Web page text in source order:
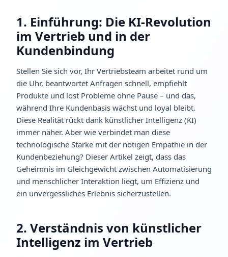
1. Einführung: Die KI-Revolution
im Vertrieb und in der
Kundenbindung
Stellen Sie sich vor, Ihr Vertriebsteam arbeitet rund um
die Uhr, beantwortet Anfragen schnell, empfiehlt
Produkte und löst Probleme ohne Pause – und das,
während Ihre Kundenbasis wächst und loyal bleibt.
Diese Realität rückt dank künstlicher Intelligenz (KI)
immer näher. Aber wie verbindet man diese
technologische Stärke mit der nötigen Empathie in der
Kundenbeziehung? Dieser Artikel zeigt, dass das
Geheimnis im Gleichgewicht zwischen Automatisierung
und menschlicher Interaktion liegt, um Effizienz und
ein unvergessliches Erlebnis sicherzustellen.
2. Verständnis von künstlicher
Intelligenz im Vertrieb